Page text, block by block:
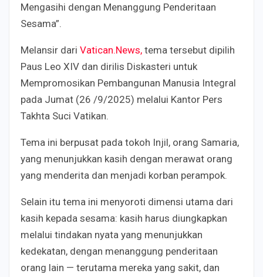
Mengasihi dengan Menanggung Penderitaan
Sesama”.
Melansir dari Vatican.News, tema tersebut dipilih
Paus Leo XIV dan dirilis Diskasteri untuk
Mempromosikan Pembangunan Manusia Integral
pada Jumat (26 /9/2025) melalui Kantor Pers
Takhta Suci Vatikan.
Tema ini berpusat pada tokoh Injil, orang Samaria,
yang menunjukkan kasih dengan merawat orang
yang menderita dan menjadi korban perampok.
Selain itu tema ini menyoroti dimensi utama dari
kasih kepada sesama: kasih harus diungkapkan
melalui tindakan nyata yang menunjukkan
kedekatan, dengan menanggung penderitaan
orang lain — terutama mereka yang sakit, dan